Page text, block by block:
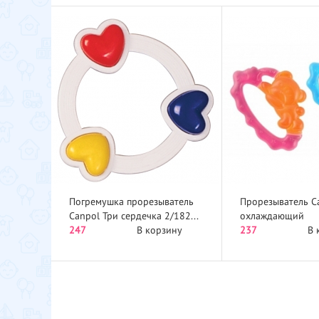
Погремушка прорезыватель
Canpol Три сердечка 2/182...
247
В корзину
Прорезыватель
охлаждающий
237
В